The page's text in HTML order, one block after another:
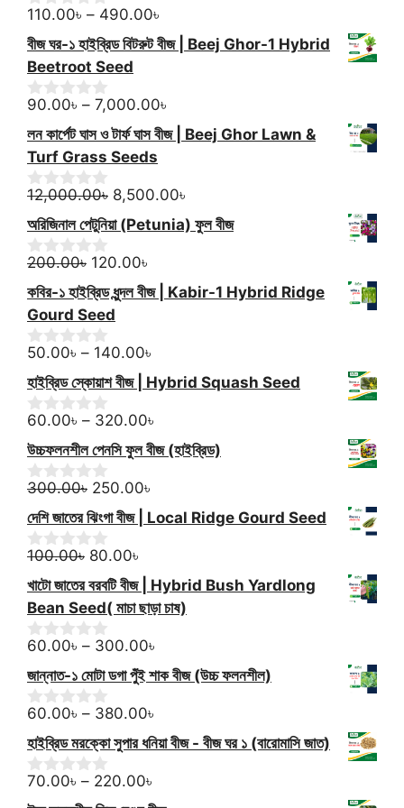
0
o
u
t
o
f
5
110.00৳ – 490.00৳
range:
110.00৳
490.00৳
বীজ ঘর-১ হাইব্রিড বিটরুট বীজ | Beej Ghor-1 Hybrid
Beetroot Seed
0
u
t
o
f
5
90.00৳ – 7,000.00৳
range:
90.00৳
7,000.00৳
লন কার্পেট ঘাস ও টার্ফ ঘাস বীজ | Beej Ghor Lawn &
Turf Grass Seeds
0
u
t
o
5
12,000.00৳ Original
price
was:
12,000.00৳.
8,500.00৳
price
is:
অরিজিনাল পেটুনিয়া (Petunia) ফুল বীজ
0
u
t
o
f
5
200.00৳ Original
price
was:
200.00৳.
120.00৳
price
is:
কবির-১ হাইব্রিড ধুন্দল বীজ | Kabir-1 Hybrid Ridge
Gourd Seed
0
u
t
o
5
50.00৳ – 140.00৳
range:
50.00৳
through
140.00৳
হাইব্রিড স্কোয়াশ বীজ | Hybrid Squash Seed
0
o
u
t
o
5
60.00৳ – 320.00৳
range:
60.00৳
320.00৳
উচ্চফলনশীল পেনসি ফুল বীজ (হাইব্রিড)
0
u
t
o
5
300.00৳ Original
price
was:
300.00৳.
250.00৳
price
দেশি জাতের ঝিংগা বীজ | Local Ridge Gourd Seed
0
u
t
o
f
5
100.00৳ Original
price
was:
100.00৳.
80.00৳
price
is:
80.00৳.
খাটো জাতের বরবটি বীজ | Hybrid Bush Yardlong
Bean Seed( মাচা ছাড়া চাষ)
0
u
t
o
5
60.00৳ – 300.00৳
range:
60.00৳
300.00৳
জান্নাত-১ মোটা ডগা পুঁই শাক বীজ (উচ্চ ফলনশীল)
0
u
t
o
60.00৳ – 380.00৳
range:
380.00৳
হাইব্রিড মরক্কো সুপার ধনিয়া বীজ - বীজ ঘর ১ (বারোমাসি জাত)
0
o
70.00৳ – 220.00৳
range: